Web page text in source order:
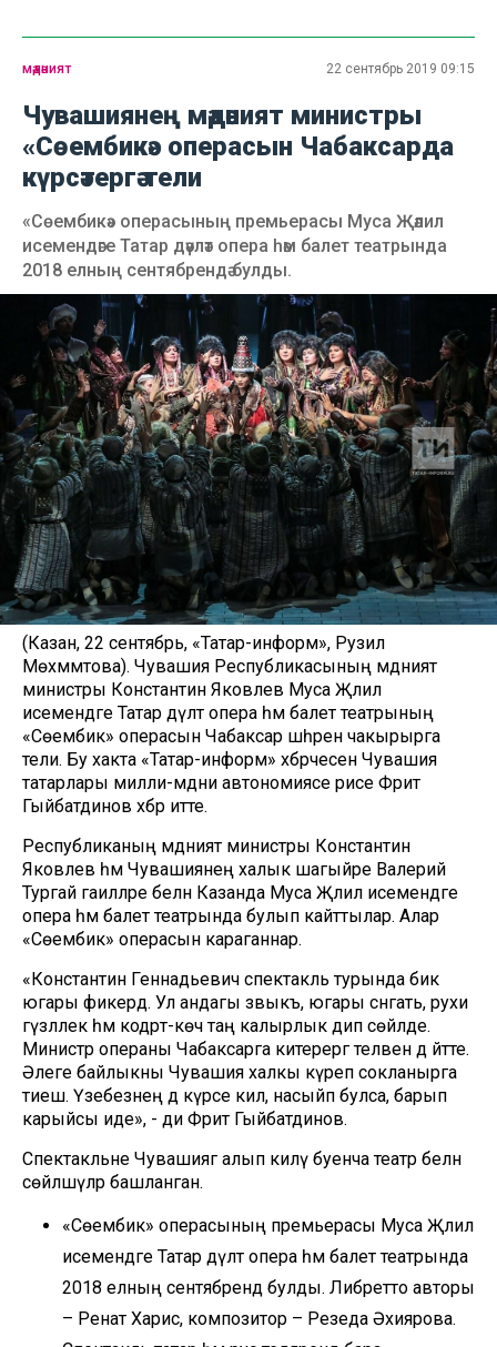
мәдәният 22 сентябрь 2019 09:15
Чувашиянең мәдәният министры
«Сөембикә» операсын Чабаксарда
күрсәтергә тели
«Сөембикә» операсының премьерасы Муса Җәлил
исемендәге Татар дәүләт опера һәм балет театрында
2018 елның сентябрендә булды.
(Казан, 22 сентябрь, «Татар-информ», Рузилә
Мөхәммәтова). Чувашия Республикасының мәдәният
министры Константин Яковлев Муса Җәлил
исемендәге Татар дәүләт опера һәм балет театрының
«Сөембикә» операсын Чабаксар шәһәренә чакырырга
тели. Бу хакта «Татар-информ» хәбәрчесенә Чувашия
татарлары милли-мәдәни автономиясе рәисе Фәрит
Гыйбатдинов хәбәр итте.
Республиканың мәдәният министры Константин
Яковлев һәм Чувашиянең халык шагыйре Валерий
Тургай гаиләләре белән Казанда Муса Җәлил исемендәге
опера һәм балет театрында булып кайттылар. Алар
«Сөембикә» операсын караганнар.
«Константин Геннадьевич спектакль турында бик
югары фикердә. Ул андагы зәвыкъ, югары сәнгать, рухи
гүзәллек һәм кодрәт-көч таң калырлык дип сөйләде.
Министр операны Чабаксарга китерергә теләвен дә әйтте.
Әлеге байлыкны Чувашия халкы күреп сокланырга
тиеш. Үзебезнең дә күрәсе килә, насыйп булса, барып
карыйсы иде», - ди Фәрит Гыйбатдинов.
Спектакльне Чувашиягә алып килү буенча театр белән
сөйләшүләр башланган.
«Сөембикә» операсының премьерасы Муса Җәлил
исемендәге Татар дәүләт опера һәм балет театрында
2018 елның сентябрендә булды. Либретто авторы
– Ренат Харис, композитор – Резеда Әхиярова.